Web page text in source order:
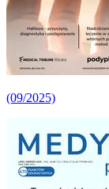
(09/2025)